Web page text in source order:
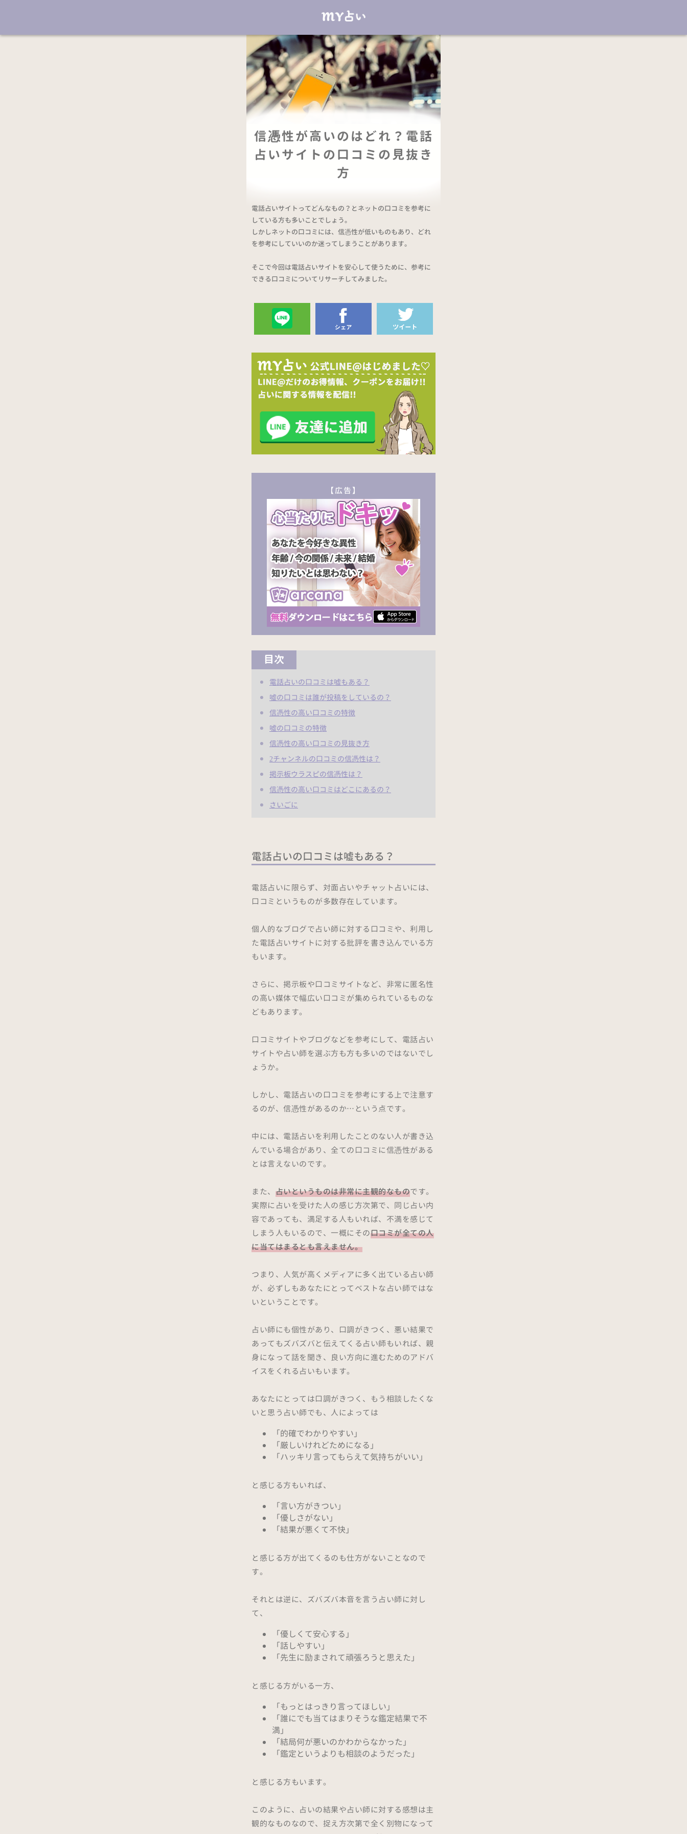
信憑性が高いのはどれ？電話
占いサイトの口コミの見抜き
方
電話占いサイトってどんなもの？とネットの口コミを参考に
している方も多いことでしょう。
しかしネットの口コミには、信憑性が低いものもあり、どれ
を参考にしていいのか迷ってしまうことがあります。
そこで今回は電話占いサイトを安心して使うために、参考に
できる口コミについてリサーチしてみました。
送る
【広告】
目次
電話占いの口コミは嘘もある？
嘘の口コミは誰が投稿をしているの？
信憑性の高い口コミの特徴
嘘の口コミの特徴
信憑性の高い口コミの見抜き方
2チャンネルの口コミの信憑性は？
掲示板ウラスピの信憑性は？
信憑性の高い口コミはどこにあるの？
さいごに
電話占いの口コミは嘘もある？
電話占いに限らず、対面占いやチャット占いには、
口コミというものが多数存在しています。
個人的なブログで占い師に対する口コミや、利用し
た電話占いサイトに対する批評を書き込んでいる方
もいます。
さらに、掲示板や口コミサイトなど、非常に匿名性
の高い媒体で幅広い口コミが集められているものな
どもあります。
口コミサイトやブログなどを参考にして、電話占い
サイトや占い師を選ぶ方も方も多いのではないでし
ょうか。
しかし、電話占いの口コミを参考にする上で注意す
るのが、信憑性があるのか…という点です。
中には、電話占いを利用したことのない人が書き込
んでいる場合があり、全ての口コミに信憑性がある
とは言えないのです。
また、 占いというものは非常に主観的なものです。
実際に占いを受けた人の感じ方次第で、同じ占い内
容であっても、満足する人もいれば、不満を感じて
しまう人もいるので、一概にその口コミが全ての人
に当てはまるとも言えません。
つまり、人気が高くメディアに多く出ている占い師
が、必ずしもあなたにとってベストな占い師ではな
いということです。
占い師にも個性があり、口調がきつく、悪い結果で
あってもズバズバと伝えてくる占い師もいれば、親
身になって話を聞き、良い方向に進むためのアドバ
イスをくれる占いもいます。
あなたにとっては口調がきつく、もう相談したくな
いと思う占い師でも、人によっては
「的確でわかりやすい」
「厳しいけれどためになる」
「ハッキリ言ってもらえて気持ちがいい」
と感じる方もいれば、
「言い方がきつい」
「優しさがない」
「結果が悪くて不快」
と感じる方が出てくるのも仕方がないことなので
す。
それとは逆に、ズバズバ本音を言う占い師に対し
て、
「優しくて安心する」
「話しやすい」
「先生に励まされて頑張ろうと思えた」
と感じる方がいる一方、
「もっとはっきり言ってほしい」
「誰にでも当てはまりそうな鑑定結果で不
満」
「結局何が悪いのかわからなかった」
「鑑定というよりも相談のようだった」
と感じる方もいます。
このように、占いの結果や占い師に対する感想は主
観的なものなので、捉え方次第で全く別物になって